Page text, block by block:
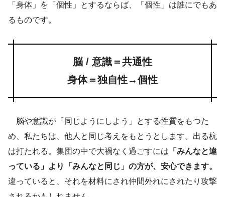
「身体」を「個性」とするならば、「個性」は誰にでもあ
るものです。
脳 / 意識＝共通性
身体＝独自性→個性
脳や意識が「同じようにしよう」とする性質をもつた
め、私たちは、他人と同じ考えをもとうとします。出る杭
は打たれる。集団の中で大禍なく過ごすには 「みんなと違
っている」より「みんなと同じ」の方が、安心できます。
違っていると、それを材料にされ仲間外れにされたり攻撃